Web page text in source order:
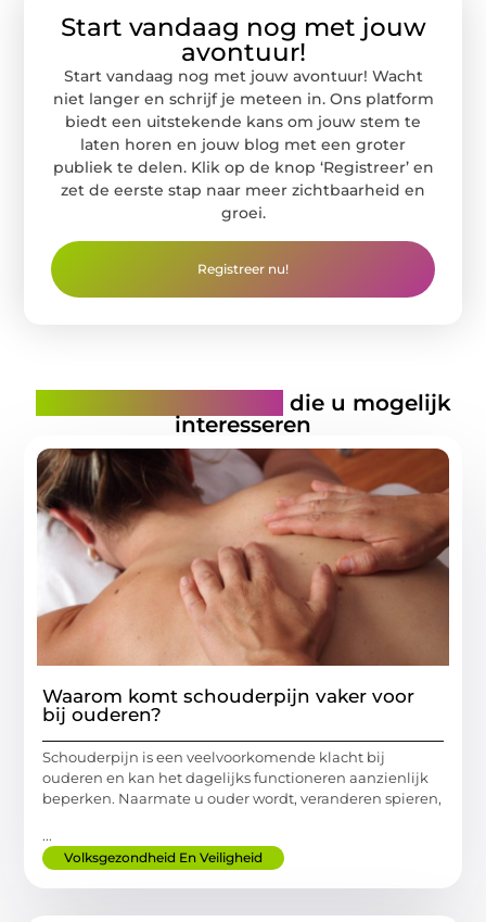
Start vandaag nog met jouw
avontuur!
Start vandaag nog met jouw avontuur! Wacht
niet langer en schrijf je meteen in. Ons platform
biedt een uitstekende kans om jouw stem te
laten horen en jouw blog met een groter
publiek te delen. Klik op de knop ‘Registreer’ en
zet de eerste stap naar meer zichtbaarheid en
groei.
Registreer nu!
die u mogelijk
interesseren
Waarom komt schouderpijn vaker voor
bij ouderen?
Schouderpijn is een veelvoorkomende klacht bij
ouderen en kan het dagelijks functioneren aanzienlijk
beperken. Naarmate u ouder wordt, veranderen spieren,
...
Volksgezondheid En Veiligheid